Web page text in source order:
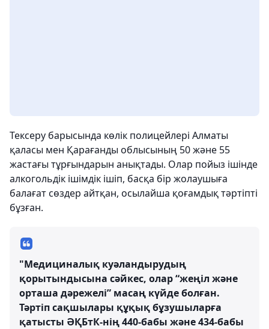
Тексеру барысында көлік полицейлері Алматы
қаласы мен Қарағанды облысының 50 және 55
жастағы тұрғындарын анықтады. Олар пойыз ішінде
алкогольдік ішімдік ішіп, басқа бір жолаушыға
балағат сөздер айтқан, осылайша қоғамдық тәртіпті
бұзған.
"Медициналық куәландырудың
қорытындысына сәйкес, олар “жеңіл және
орташа дәрежелі” масаң күйде болған.
Тәртіп сақшылары құқық бұзушыларға
қатысты ӘҚБтК-нің 440-бабы және 434-бабы